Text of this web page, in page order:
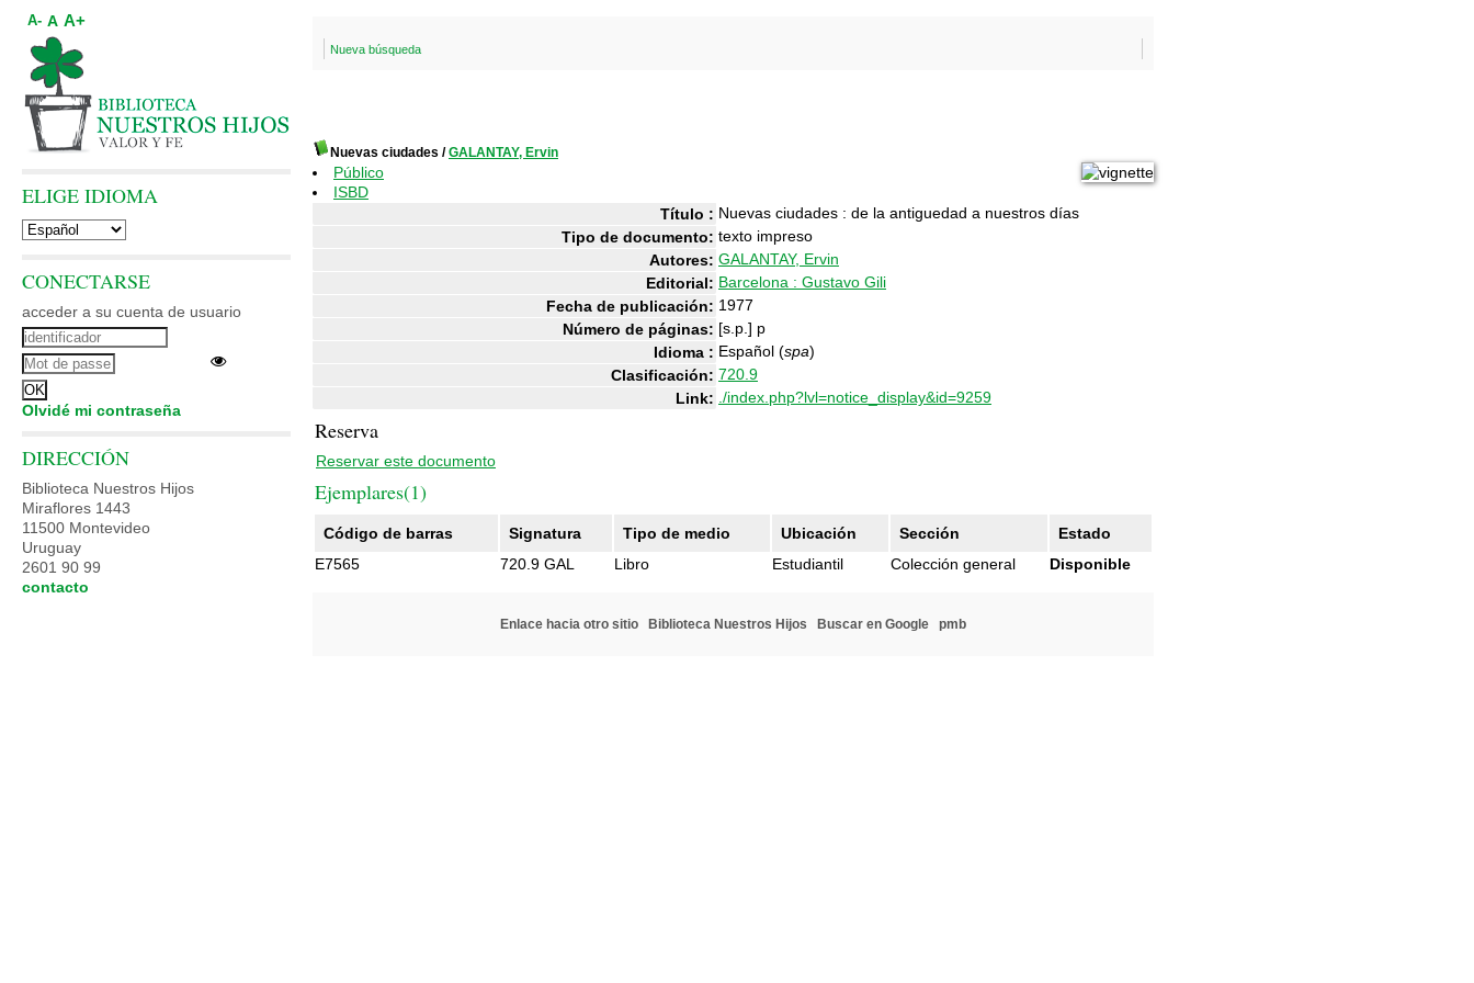
Nueva búsqueda
Nuevas ciudades /GALANTAY, Ervin
Público
ISBD
Título : Nuevas ciudades : de la antiguedad a nuestros días
Tipo de documento: texto impreso
Autores: GALANTAY, Ervin
Editorial: Barcelona : Gustavo Gili
Fecha de publicación: 1977
Número de páginas: [s.p.] p
Idioma : Español (spa)
Clasificación: 720.9
Link: ./index.php?lvl=notice_display&id=9259
Reserva
Reservar este documento
Ejemplares(1)
Código de barras Signatura Tipo de medio Ubicación Sección
Estado
E7565
720.9 GAL Libro Estudiantil Colección general Disponible
Enlace hacia otro sitio Biblioteca Nuestros Hijos Buscar en Google pmb
A- A A+
ELIGE IDIOMA
CONECTARSE
acceder a su cuenta de usuario
Olvidé mi contraseña
DIRECCIÓN
Biblioteca Nuestros Hijos
Miraflores 1443
11500 Montevideo
Uruguay
2601 90 99
contacto